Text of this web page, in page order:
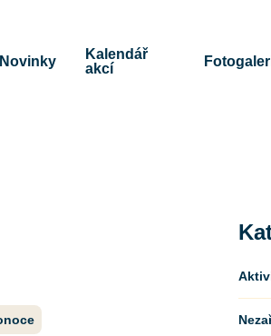
Novinky
Kalendář
akcí